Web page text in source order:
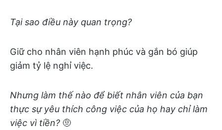
Tại sao điều này quan trọng?
Giữ cho nhân viên hạnh phúc và gắn bó giúp
giảm tỷ lệ nghỉ việc.
Nhưng làm thế nào để biết nhân viên của bạn
thực sự yêu thích công việc của họ hay chỉ làm
việc vì tiền? 🤨